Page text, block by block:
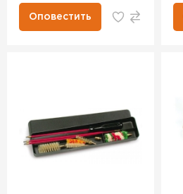
Оповестить